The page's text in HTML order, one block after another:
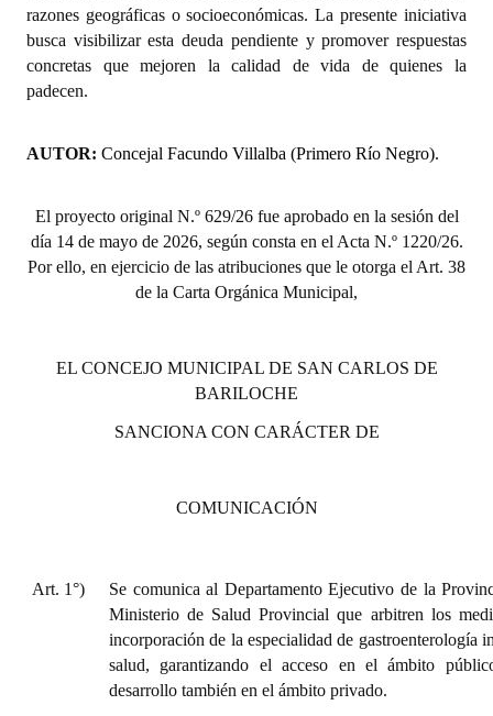
razones geográficas o socioeconómicas. La presente iniciativa
busca visibilizar esta deuda pendiente y promover respuestas
concretas que mejoren la calidad de vida de quienes la
padecen.
AUTOR: Concejal Facundo Villalba (Primero Río Negro).
El proyecto original N.º 629/26 fue aprobado en la sesión del
día 14 de mayo de 2026, según consta en el Acta N.º 1220/26.
Por ello, en ejercicio de las atribuciones que le otorga el Art. 38
de la Carta Orgánica Municipal,
EL CONCEJO MUNICIPAL DE SAN CARLOS DE
BARILOCHE
SANCIONA CON CARÁCTER DE
COMUNICACIÓN
Art. 1°)
Se comunica al Departamento Ejecutivo de la
Ministerio de Salud Provincial que arbitren los
incorporación de la especialidad de gastroenterología
salud, garantizando el acceso en el ámbito
desarrollo también en el ámbito privado.